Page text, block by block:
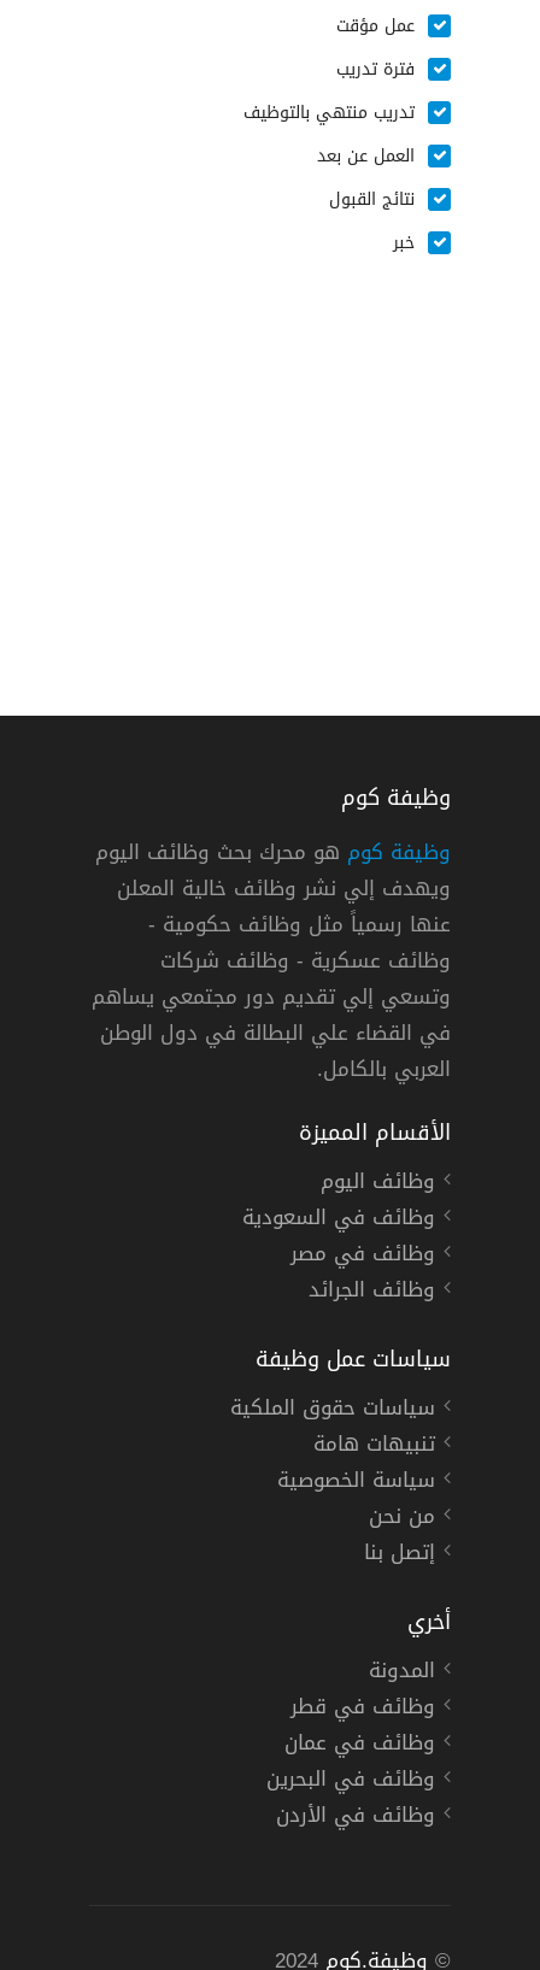
عمل مؤقت
فترة تدريب
تدريب منتهي بالتوظيف
العمل عن بعد
نتائج القبول
خبر
وظيفة كوم
وظيفة كوم هو محرك بحث وظائف اليوم
ويهدف إلي نشر وظائف خالية المعلن
عنها رسمياً مثل وظائف حكومية -
وظائف عسكرية - وظائف شركات
وتسعي إلي تقديم دور مجتمعي يساهم
في القضاء علي البطالة في دول الوطن
العربي بالكامل.
الأقسام المميزة
وظائف اليوم
وظائف في السعودية
وظائف في مصر
وظائف الجرائد
سياسات عمل وظيفة
سياسات حقوق الملكية
تنبيهات هامة
سياسة الخصوصية
من نحن
إتصل بنا
أخري
المدونة
وظائف في قطر
وظائف في عمان
وظائف في البحرين
وظائف في الأردن
© وظيفة.كوم